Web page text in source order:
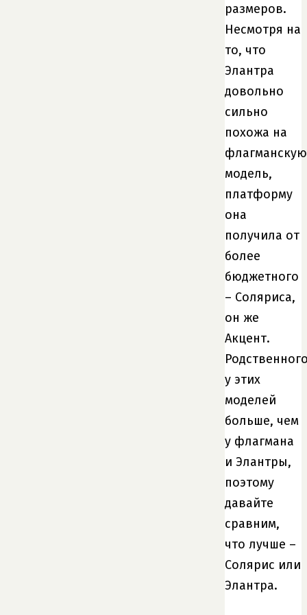
размеров.
Несмотря на
то, что
Элантра
довольно
сильно
похожа на
флагманскую
модель,
платформу
она
получила от
более
бюджетного
– Соляриса,
он же
Акцент.
у этих
моделей
больше, чем
у флагмана
и Элантры,
поэтому
давайте
сравним,
что лучше –
Солярис или
Элантра.